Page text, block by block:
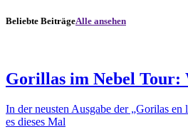
Beliebte BeiträgeAlle ansehen
Gorillas im Nebel Tour:
In der neusten Ausgabe der „Gorilas
es dieses Mal